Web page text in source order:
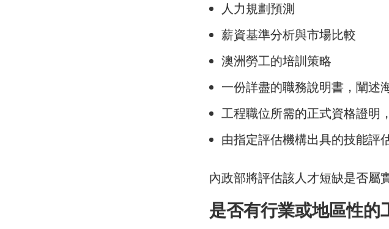
人力規劃預測
薪資基準分析與市場比較
澳洲勞工的培訓策略
一份詳盡的職務說明書，闡述
工程職位所需的正式資格證明
由指定評估機構出具的技能評
內政部將評估該人才短缺是否屬
是否有行業或地區性的